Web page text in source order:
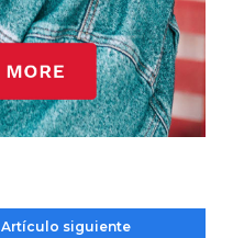
Artículo siguiente